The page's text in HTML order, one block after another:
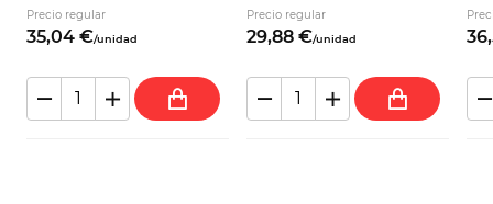
Precio regular
35,04 €/unidad
Precio regular
29,88 €/unidad 36,